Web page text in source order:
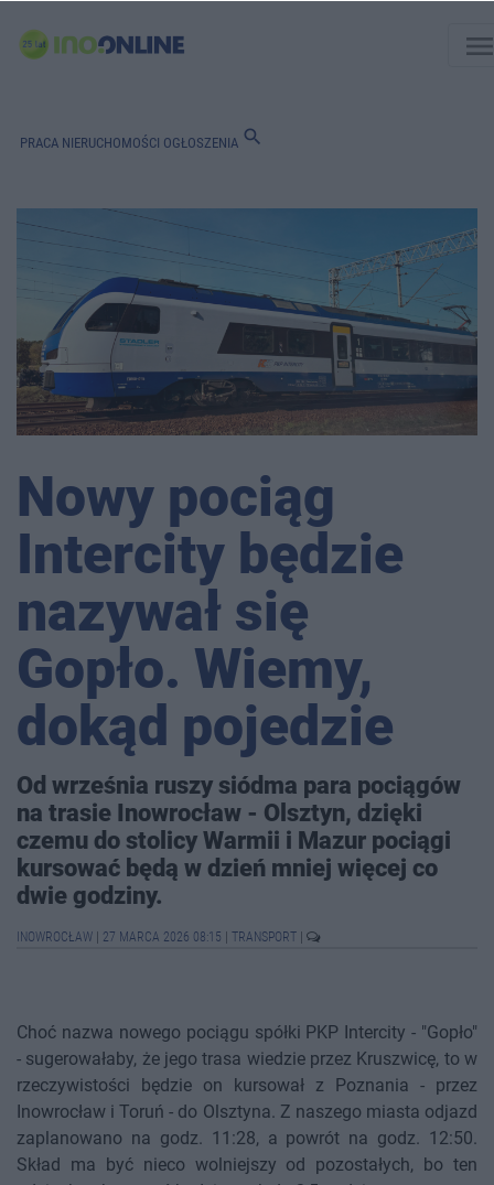
PRACA NIERUCHOMOŚCI OGŁOSZENIA search
Nowy pociąg
Intercity będzie
nazywał się
Gopło. Wiemy,
dokąd pojedzie
Od września ruszy siódma para pociągów
na trasie Inowrocław - Olsztyn, dzięki
czemu do stolicy Warmii i Mazur pociągi
kursować będą w dzień mniej więcej co
dwie godziny.
INOWROCŁAW 27 MARCA 2026 08:15 TRANSPORT
Choć nazwa nowego pociągu spółki PKP Intercity - "Gopło"
- sugerowałaby, że jego trasa wiedzie przez Kruszwicę, to w
rzeczywistości będzie on kursował z Poznania - przez
Inowrocław i Toruń - do Olsztyna. Z naszego miasta odjazd
zaplanowano na godz. 11:28, a powrót na godz. 12:50.
Skład ma być nieco wolniejszy od pozostałych, bo ten